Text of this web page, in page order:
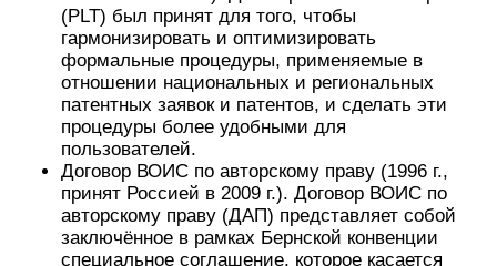
(PLT) был принят для того, чтобы
гармонизировать и оптимизировать
формальные процедуры, применяемые в
отношении национальных и региональных
патентных заявок и патентов, и сделать эти
процедуры более удобными для
пользователей.
Договор ВОИС по авторскому праву (1996 г.,
принят Россией в 2009 г.). Договор ВОИС по
авторскому праву (ДАП) представляет собой
заключённое в рамках Бернской конвенции
специальное соглашение, которое касается